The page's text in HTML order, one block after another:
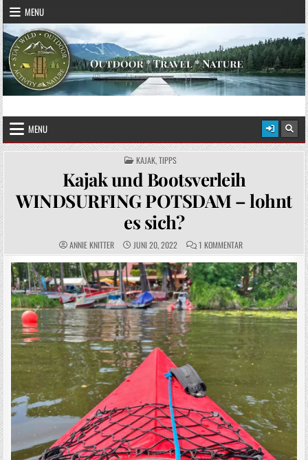
Skip to content
MENU
STAY WILD – OUTDOOR
MENU
POSTED IN
KAJAK,TIPPS
Kajak und Bootsverleih
WINDSURFING POTSDAM – lohnt
es sich?
AUTHOR:
ANNIE KNITTER PUBLISHED DATE:
JUNI 20, 2022 COMMENTS:
1 KOMMENTARZU KAJAK UND